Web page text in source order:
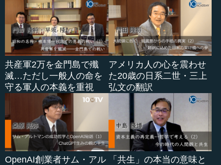
共産軍2万を金門島で殲
滅…ただし一般人の命を
守る軍人の本義を重視
アメリカ人の心を震わせ
た20歳の日系二世・三上
弘文の翻訳
OpenAI創業者サム・アル
「共生」の本当の意味と